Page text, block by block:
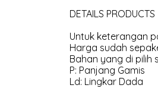
DETAILS PRODUCTS
Untuk keterangan
Harga sudah
Bahan yang di pilih
P: Panjang Gamis
Ld: Lingkar Dada